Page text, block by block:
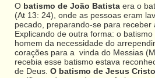
O batismo de João Batista era o
(At 13: 24), onde as pessoas eram
pecado, preparando-se para receber
Explicando de outra forma: o
homem da necessidade do
corações para a vinda do Messias
recebia esse batismo estava
de Deus. O batismo de Jesus Cristo